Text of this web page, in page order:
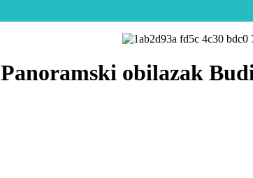
Panoramski obilazak